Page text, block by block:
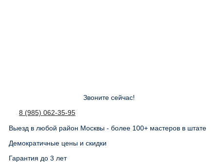
Звоните сейчас!
8 (985) 062-35-95
Выезд в любой район Москвы - более 100+ мастеров в штате
Демократичные цены и скидки
Гарантия до 3 лет